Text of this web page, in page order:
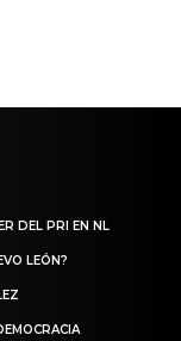
DEL PRI EN NL
LEÓN?